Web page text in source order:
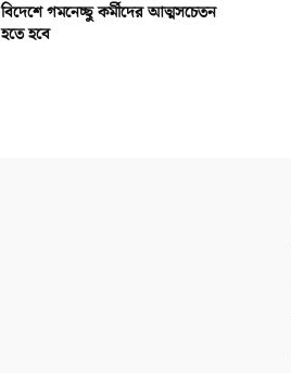
বিদেশে গমনেচ্ছু কর্মীদের আত্মসচেতন
হতে হবে